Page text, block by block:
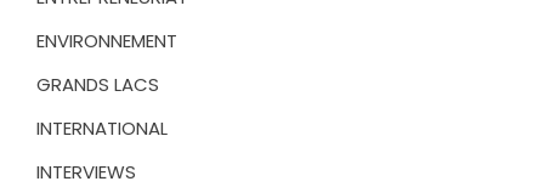
ENVIRONNEMENT
GRANDS LACS
INTERNATIONAL
INTERVIEWS